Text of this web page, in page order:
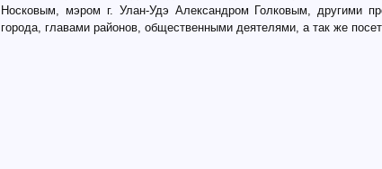
Носковым, мэром г. Улан-Удэ Александром Голковым, другими
города, главами районов, общественными деятелями, а так же